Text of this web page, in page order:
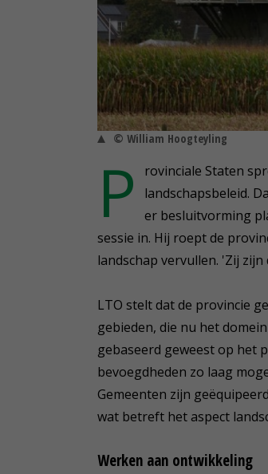
© William Hoogteyling
P
rovinciale Staten
landschapsbeleid.
er besluitvorming
sessie in. Hij roept de
landschap vervullen. 'Zij
LTO stelt dat de provincie
gebieden, die nu het
gebaseerd geweest op het
bevoegdheden zo laag
Gemeenten zijn
wat betreft het aspect
Werken aan ontwikkeling